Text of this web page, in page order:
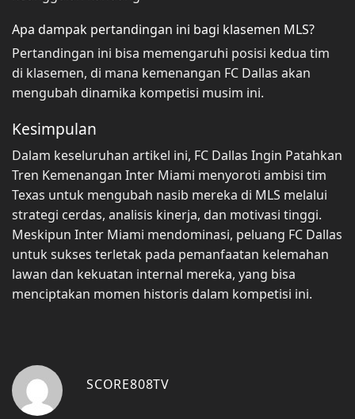
Apa dampak pertandingan ini bagi klasemen MLS?
Pertandingan ini bisa memengaruhi posisi kedua tim
di klasemen, di mana kemenangan FC Dallas akan
mengubah dinamika kompetisi musim ini.
Kesimpulan
Dalam keseluruhan artikel ini, FC Dallas Ingin Patahkan
Tren Kemenangan Inter Miami menyoroti ambisi tim
Texas untuk mengubah nasib mereka di MLS melalui
strategi cerdas, analisis kinerja, dan motivasi tinggi.
Meskipun Inter Miami mendominasi, peluang FC Dallas
untuk sukses terletak pada pemanfaatan kelemahan
lawan dan kekuatan internal mereka, yang bisa
menciptakan momen historis dalam kompetisi ini.
SCORE808TV